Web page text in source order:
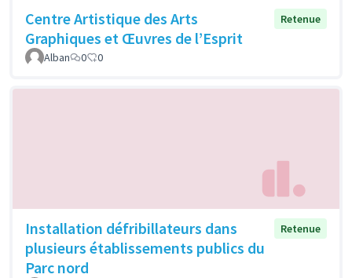
Centre Artistique des Arts
Graphiques et Œuvres de l’Esprit
Retenue
Alban 0 0
Installation défribillateurs dans
plusieurs établissements publics du
Parc nord
Retenue